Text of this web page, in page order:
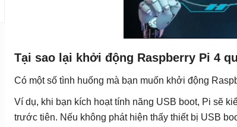
Tại sao lại khởi động Raspberry Pi 4
Có một số tình huống mà bạn muốn khởi động
Ví dụ, khi bạn kích hoạt tính năng USB boot, Pi sẽ
trước tiên. Nếu không phát hiện thấy thiết bị USB